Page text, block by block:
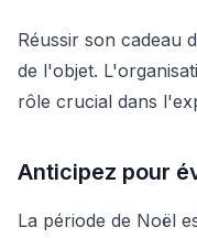
Réussir son cadeau
de l'objet.
rôle crucial dans
Anticipez pour
La période de Noël